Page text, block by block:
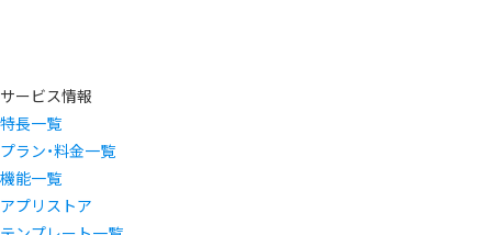
サービス情報
特長一覧
プラン・料金一覧
機能一覧
アプリストア